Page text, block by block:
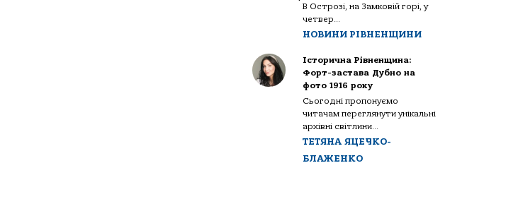
В Острозі, на Замковій горі, у
четвер...
НОВИНИ РІВНЕНЩИНИ
Історична Рівненщина:
Форт-застава Дубно на
фото 1916 року
Сьогодні пропонуємо
читачам переглянути унікальні
архівні світлини...
ТЕТЯНА ЯЦЕЧКО-
БЛАЖЕНКО